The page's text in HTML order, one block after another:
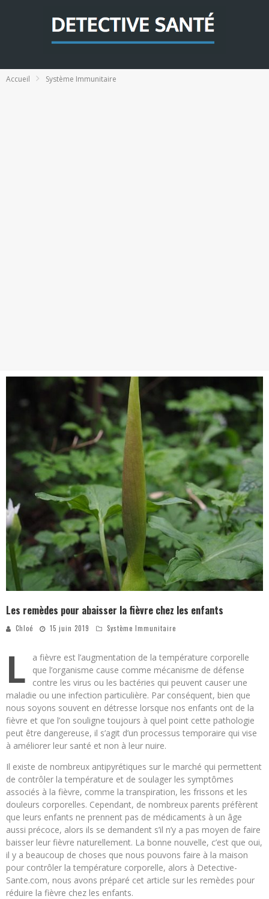
Accueil Système Immunitaire
Les remèdes pour abaisser la fièvre chez les enfants
Chloé 15 juin 2019 Système Immunitaire
L
a fièvre est l’augmentation de la température corporelle
que l’organisme cause comme mécanisme de défense
contre les virus ou les bactéries qui peuvent causer une
maladie ou une infection particulière. Par conséquent, bien que
nous soyons souvent en détresse lorsque nos enfants ont de la
fièvre et que l’on souligne toujours à quel point cette pathologie
peut être dangereuse, il s’agit d’un processus temporaire qui vise
à améliorer leur santé et non à leur nuire.
Il existe de nombreux antipyrétiques sur le marché qui permettent
de contrôler la température et de soulager les symptômes
associés à la fièvre, comme la transpiration, les frissons et les
douleurs corporelles. Cependant, de nombreux parents préfèrent
que leurs enfants ne prennent pas de médicaments à un âge
aussi précoce, alors ils se demandent s’il n’y a pas moyen de faire
baisser leur fièvre naturellement. La bonne nouvelle, c’est que oui,
il y a beaucoup de choses que nous pouvons faire à la maison
pour contrôler la température corporelle, alors à Detective-
Sante.com, nous avons préparé cet article sur les remèdes pour
réduire la fièvre chez les enfants.